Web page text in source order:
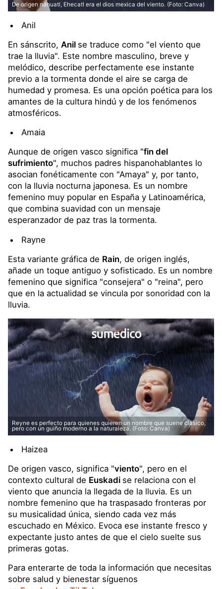
De origen náhuatl, Ehecatl era el dios mexica del viento. (Foto: Canva)
Anil
En sánscrito, Anil se traduce como "el viento que
trae la lluvia". Este nombre masculino, breve y
melódico, describe perfectamente ese instante
previo a la tormenta donde el aire se carga de
humedad y promesa. Es una opción poética para los
amantes de la cultura hindú y de los fenómenos
atmosféricos.
Amaia
Aunque de origen vasco significa "fin del
sufrimiento", muchos padres hispanohablantes lo
asocian fonéticamente con "Amaya" y, por tanto,
con la lluvia nocturna japonesa. Es un nombre
femenino muy popular en España y Latinoamérica,
que combina suavidad con un mensaje
esperanzador de paz tras la tormenta.
Rayne
Esta variante gráfica de Rain, de origen inglés,
añade un toque antiguo y sofisticado. Es un nombre
femenino que significa "consejera" o "reina", pero
que en la actualidad se vincula por sonoridad con la
lluvia.
Reyne es perfecto para quienes quieren un nombre que suene clásico,
pero con un guiño moderno a la naturaleza. (Foto: Canva)
Haizea
De origen vasco, significa "viento", pero en el
contexto cultural de Euskadi se relaciona con el
viento que anuncia la llegada de la lluvia. Es un
nombre femenino que ha traspasado fronteras por
su musicalidad única, siendo cada vez más
escuchado en México. Evoca ese instante fresco y
expectante justo antes de que el cielo suelte sus
primeras gotas.
Para enterarte de toda la información que necesitas
sobre salud y bienestar síguenos